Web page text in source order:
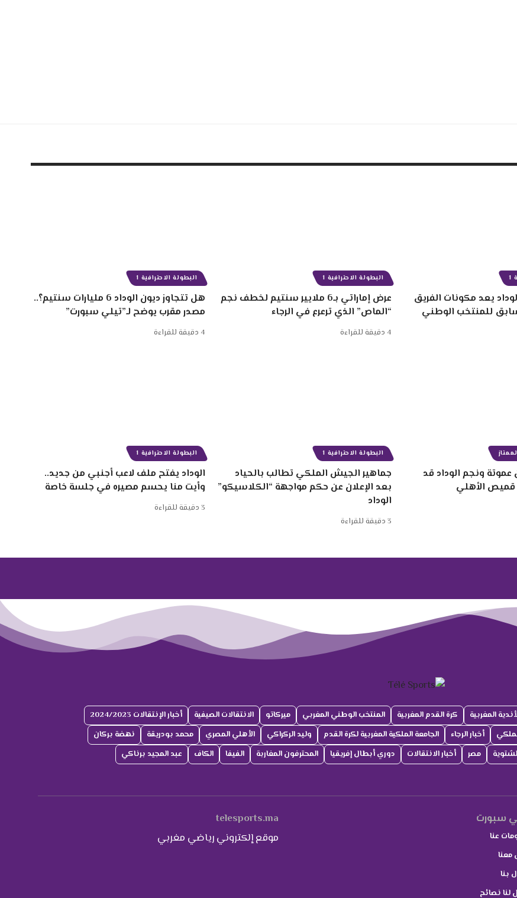
يعد مكونات الفريق
للمنتخب الوطني
البطولة الاحترافية 1
عرض إماراتي بـ6 ملايير سنتيم لخطف نجم
“الماص” الذي ترعرع في الرجاء
4 دقيقة للقراءة
البطولة الاحترافية 1
هل تتجاوز ديون الوداد 6 مليارات سنتيم؟..
مصدر مقرب يوضح لـ”تيلي سبورت”
4 دقيقة للقراءة
ونجم الوداد قد
الأهلي
البطولة الاحترافية 1
جماهير الجيش الملكي تطالب بالحياد
بعد الإعلان عن حكم مواجهة “الكلاسيكو”
الوداد
3 دقيقة للقراءة
البطولة الاحترافية 1
الوداد يفتح ملف لاعب أجنبي من جديد..
وأيت منا يحسم مصيره في جلسة خاصة
3 دقيقة للقراءة
المغربية كرة القدم المغربية المنتخب الوطني المغربي ميركاتو الانتقالات الصيفية
أخبار الإنتقالات 2024/2023
أخبار الرجاء الجامعة الملكية المغربية لكرة القدم وليد الركراكي الأهلي المصري محمد بودريقة
نهضة بركان
مصر أخبار الانتقالات دوري أبطال إفريقيا المحترفون المغاربة الفيفا الكاف
عبد المجيد برناكي
سبورت
عنا
معنا
بنا
لنا نصائح
telesports.ma
موقع إلكتروني رياضي مغربي